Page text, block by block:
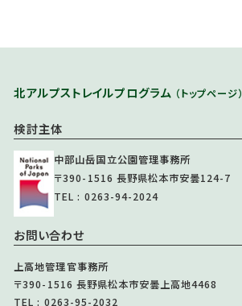
北アルプストレイルプログラム （トップページ）
検討主体
中部山岳国立公園管理事務所
〒390-1516 長野県松本市安曇124-7
TEL : 0263-94-2024
お問い合わせ
上高地管理官事務所
〒390-1516 長野県松本市安曇上高地4468
TEL : 0263-95-2032